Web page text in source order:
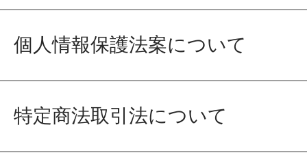
個人情報保護法案について
特定商法取引法について